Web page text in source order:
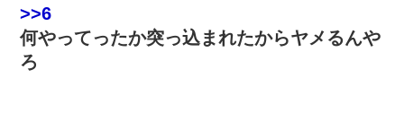
>>6
何やってったか突っ込まれたからヤメるんや
ろ